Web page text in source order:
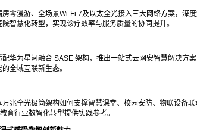
零漫游、全场景Wi-Fi 7及以太全光接入三大网络方案，深
智慧化转型，实现诊疗效率与服务质量的协同提升。
华为星河融合 SASE 架构，推出一站式云网安智慧解决方
全域互联新生态。
兆全光极简架构如何支撑智慧课堂、校园安防、物联设备
育行业数智化转型提供实践参考。